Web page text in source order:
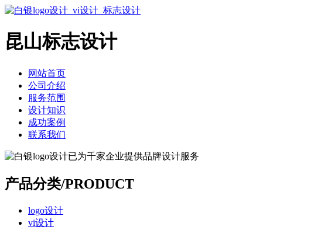
昆山标志设计
网站首页
公司介绍
服务范围
设计知识
成功案例
联系我们
产品分类/PRODUCT
logo设计
vi设计